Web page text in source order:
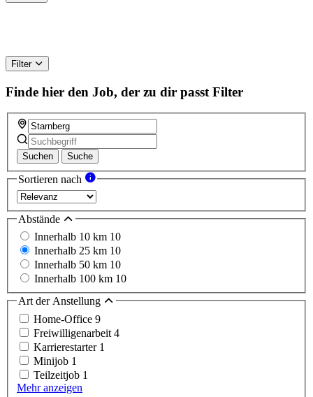
Filter
Finde hier den Job, der zu dir passt Filter
Suchen Suche
Sortieren nach
Abstände
Innerhalb 10 km 10
Innerhalb 25 km 10
Innerhalb 50 km 10
Innerhalb 100 km 10
Art der Anstellung
Home-Office 9
Freiwilligenarbeit 4
Karrierestarter 1
Minijob 1
Teilzeitjob 1
Mehr anzeigen